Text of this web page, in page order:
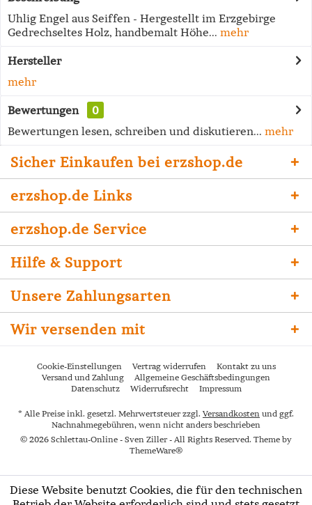
Uhlig Engel aus Seiffen - Hergestellt im Erzgebirge
Gedrechseltes Holz, handbemalt Höhe... mehr
Hersteller
mehr
Bewertungen
0
Bewertungen lesen, schreiben und diskutieren... mehr
Sicher Einkaufen bei erzshop.de
erzshop.de Links
erzshop.de Service
Hilfe & Support
Unsere Zahlungsarten
Wir versenden mit
Cookie-Einstellungen Vertrag widerrufen
Kontakt zu uns
Versand und Zahlung
Allgemeine Geschäftsbedingungen
Datenschutz
Widerrufsrecht Impressum
* Alle Preise inkl. gesetzl. Mehrwertsteuer zzgl. Versandkosten und ggf.
Nachnahmegebühren, wenn nicht anders beschrieben
© 2026 Schlettau-Online - Sven Ziller - All Rights Reserved. Theme by
ThemeWare®
Diese Website benutzt Cookies, die für den technischen